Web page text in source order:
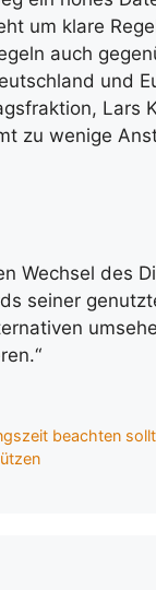
um klare
auch
und
Lars
zu wenige
Wechsel des
seiner
beachten